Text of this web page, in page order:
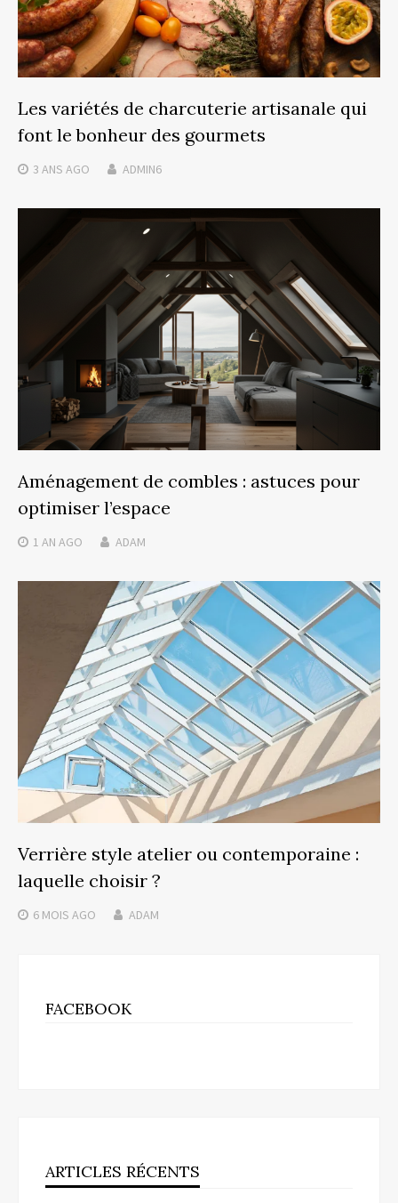
Les variétés de charcuterie artisanale qui
font le bonheur des gourmets
3 ANS AGO ADMIN6
Aménagement de combles : astuces pour
optimiser l’espace
1 AN AGO ADAM
Verrière style atelier ou contemporaine :
laquelle choisir ?
6 MOIS AGO ADAM
FACEBOOK
ARTICLES RÉCENTS